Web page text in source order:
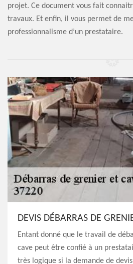
projet. Ce document vous fait
travaux. Et enfin, il vous permet de
professionnalisme d’un prestataire.
DEVIS DÉBARRAS DE
Entant donné que le travail de
cave peut être confié à un
très logique si la demande de